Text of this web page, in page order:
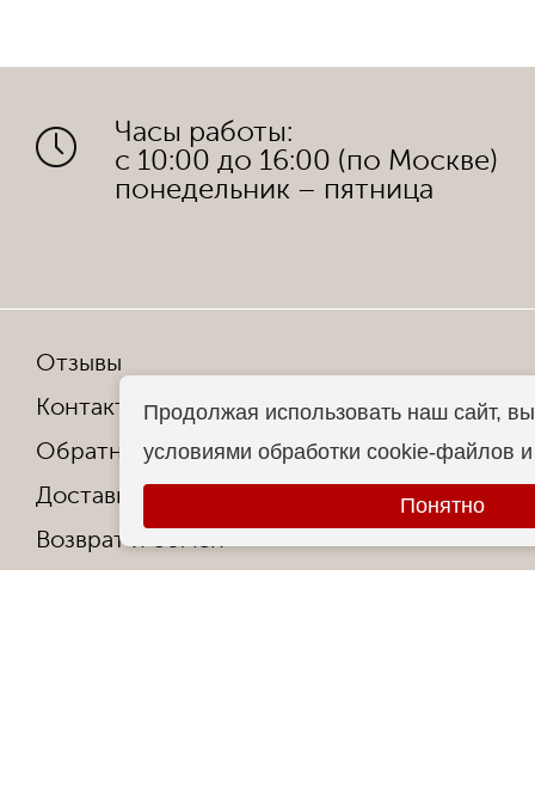
Часы работы:
с 10:00 до 16:00 (по Москве)
понедельник – пятница
Отзывы
Контакты
Обратная связь
Доставка и оплата
Возврат и обмен
Продолжая использовать наш сайт,
условиями обработки cookie-файлов
Понятно